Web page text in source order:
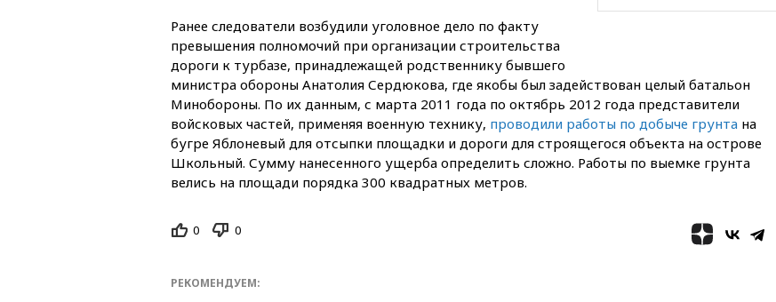
16:16Беспилотник взорвался
Белгородской области погиб
мирный житель
14:54 В Аргентине умер отец
футболиста Лионеля Месси
14:43 Турция ограничила
стал Тодд Бланш
Ранее следователи возбудили уголовное дело по факту
превышения полномочий при организации строительства
дороги к турбазе, принадлежащей родственнику бывшего
министра обороны Анатолия Сердюкова, где якобы был задействован целый батальон
Минобороны. По их данным, с марта 2011 года по октябрь 2012 года представители
войсковых частей, применяя военную технику, проводили работы по добыче грунта на
бугре Яблоневый для отсыпки площадки и дороги для строящегося объекта на острове
Школьный. Сумму нанесенного ущерба определить сложно. Работы по выемке грунта
велись на площади порядка 300 квадратных метров.
0 0
РЕКОМЕНДУЕМ: